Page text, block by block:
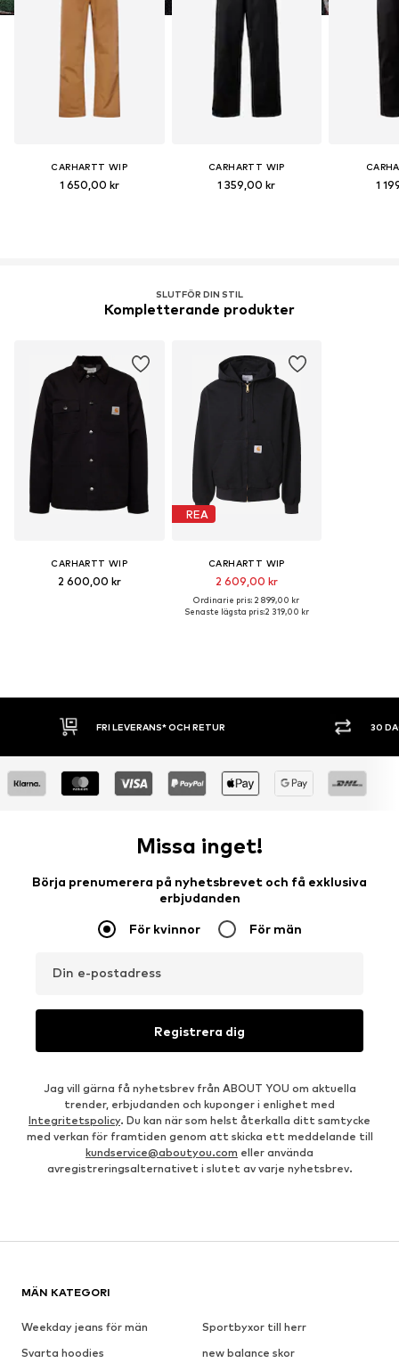
CARHARTT WIP
1 650,00 kr
CARHARTT WIP
1 359,00 kr 1
SLUTFÖR DIN STIL
Kompletterande produkter
CARHARTT WIP
2 600,00 kr
REA
CARHARTT WIP
2 609,00 kr
Ordinarie pris: 2 899,00 kr
Senaste lägsta pris:2 319,00 kr
30 DAGARS ÖPPET KÖP
Missa inget!
Börja prenumerera på nyhetsbrevet och få exklusiva
erbjudanden
För kvinnor För män
Din e-postadress
Registrera dig
Jag vill gärna få nyhetsbrev från ABOUT YOU om aktuella
trender, erbjudanden och kuponger i enlighet med
Integritetspolicy. Du kan när som helst återkalla ditt samtycke
med verkan för framtiden genom att skicka ett meddelande till
kundservice@aboutyou.com eller använda
avregistreringsalternativet i slutet av varje nyhetsbrev.
MÄN KATEGORI
Weekday jeans för män
Sportbyxor till herr
Svarta hoodies
new balance skor